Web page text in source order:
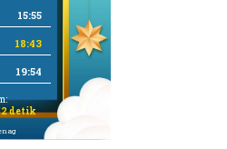
15:55
18:43
19:54
detik